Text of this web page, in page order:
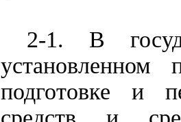
2-1. В
установленном
подготовке и